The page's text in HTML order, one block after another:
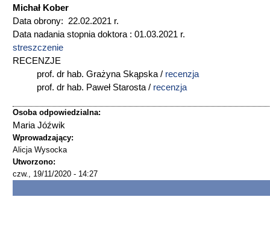
Michał Kober
Data obrony: 22.02.2021 r.
Data nadania stopnia doktora : 01.03.2021 r.
streszczenie
RECENZJE
prof. dr hab. Grażyna Skąpska / recenzja
prof. dr hab. Paweł Starosta / recenzja
Osoba odpowiedzialna:
Maria Jóźwik
Wprowadzający:
Alicja Wysocka
Utworzono:
czw., 19/11/2020 - 14:27